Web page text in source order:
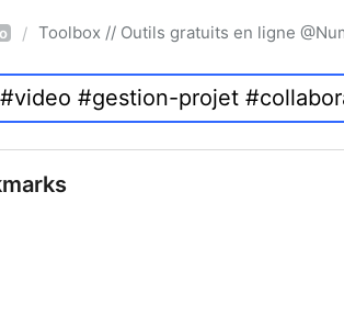
/ Toolbox // Outils gratuits en ligne